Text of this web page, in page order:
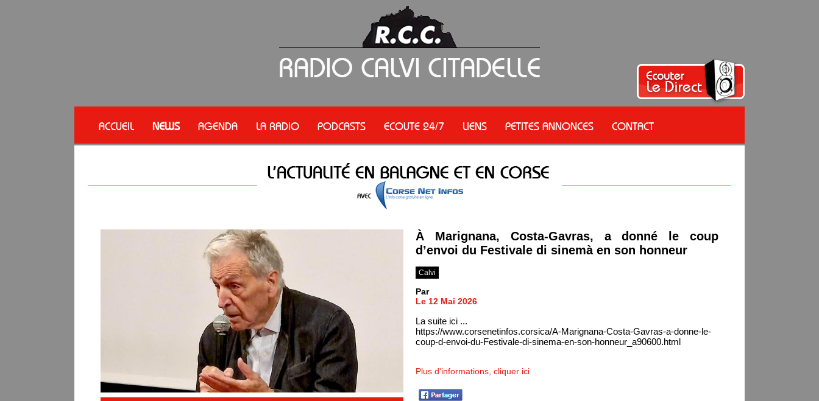
ACCUEIL NEWS AGENDA LA RADIO PODCASTS ECOUTE 24/7 LIENS PETITES ANNONCES CONTACT
À Marignana, Costa-Gavras, a donné le coup
d’envoi du Festivale di sinemà en son honneur
Calvi
Par
Le 12 Mai 2026
La suite ici ...
https://www.corsenetinfos.corsica/A-Marignana-Costa-Gavras-a-donne-le-
coup-d-envoi-du-Festivale-di-sinema-en-son-honneur_a90600.html
Plus d'informations, cliquer ici